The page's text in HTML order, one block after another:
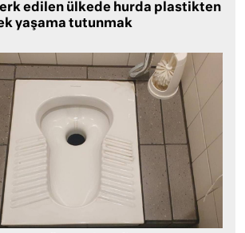
edilen ülkede hurda plastikten
yaşama tutunmak